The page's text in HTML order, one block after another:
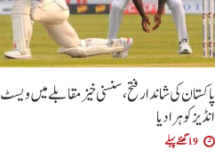
پاکستان کی شاندار فتح،سنسنی خیز مقابلے میں ویسٹ
انڈیز کو ہرا دیا
19 گھنٹے پہلے